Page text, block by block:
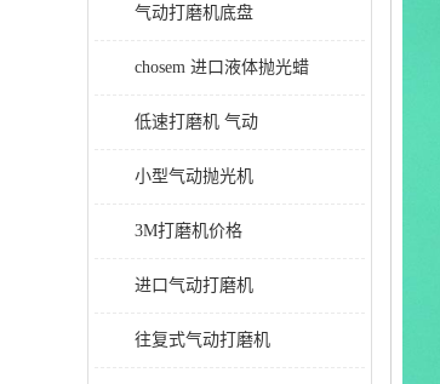
气动打磨机底盘
chosem 进口液体抛光蜡
低速打磨机 气动
小型气动抛光机
3M打磨机价格
进口气动打磨机
往复式气动打磨机